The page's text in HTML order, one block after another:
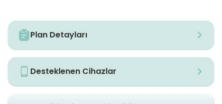
Plan Detayları
Desteklenen Cihazlar